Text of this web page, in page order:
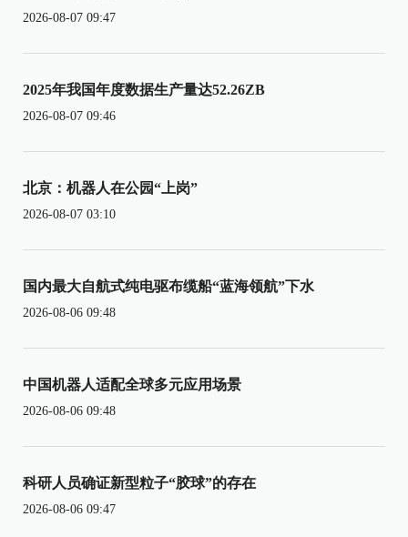
2026-08-07 09:47
2025年我国年度数据生产量达52.26ZB
2026-08-07 09:46
北京：机器人在公园“上岗”
2026-08-07 03:10
国内最大自航式纯电驱布缆船“蓝海领航”下水
2026-08-06 09:48
中国机器人适配全球多元应用场景
2026-08-06 09:48
科研人员确证新型粒子“胶球”的存在
2026-08-06 09:47